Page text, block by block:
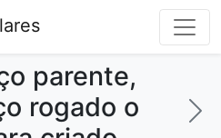
parente,
rogado o